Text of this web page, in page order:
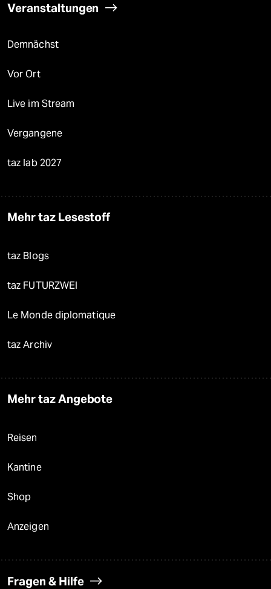
Veranstaltungen
Demnächst
Vor Ort
Live im Stream
Vergangene
taz lab 2027
Mehr taz Lesestoff
taz Blogs
taz FUTURZWEI
Le Monde diplomatique
taz Archiv
Mehr taz Angebote
Reisen
Kantine
Shop
Anzeigen
Fragen & Hilfe